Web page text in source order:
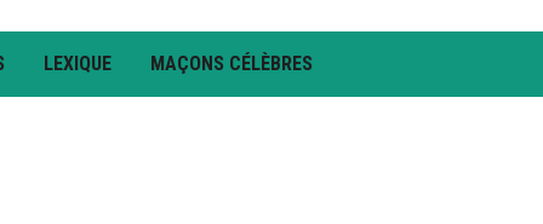
LEXIQUE MAÇONS CÉLÈBRES